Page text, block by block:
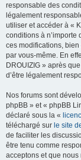
responsable des
légalement
utiliser et accéder à «
conditions à n’importe
ces modifications,
par vous-même. En
DROUIZIG » après
d’être légalement
Nos forums sont
phpBB » et « phpBB
déclaré sous la «
téléchargé sur le site
de faciliter les
être tenu comme
acceptons et que nous